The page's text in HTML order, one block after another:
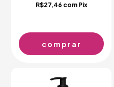
R$27,46 com Pix